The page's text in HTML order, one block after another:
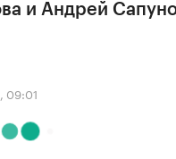
и Андрей
09:01